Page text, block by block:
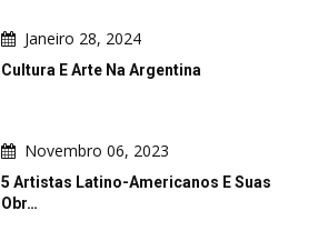
Janeiro 28, 2024
Cultura E Arte Na Argentina
Novembro 06, 2023
5 Artistas Latino-Americanos E Suas
Obr…